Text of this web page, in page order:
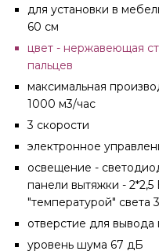
для установки в
60 см
цвет - нержавеющая
пальцев
максимальная
1000 м3/час
3 скорости
электронное
освещение -
панели вытяжки - 2*2,5
"температурой" света
отверстие для вывода
уровень шума 67 дБ